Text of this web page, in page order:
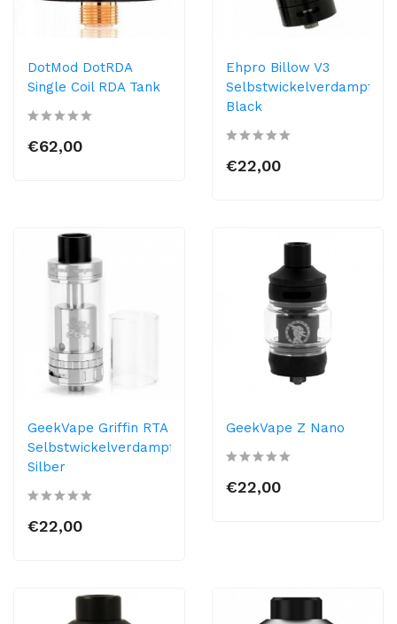
DotMod DotRDA
Single Coil RDA Tank
€62,00
Ehpro Billow V3
Selbstwickelverdampfer
Black
€22,00
GeekVape Griffin RTA
Selbstwickelverdampfer
Silber
€22,00
GeekVape Z Nano
€22,00